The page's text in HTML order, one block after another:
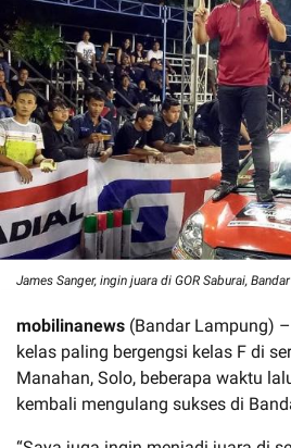
James Sanger, ingin juara di GOR Saburai,
mobilinanews (Bandar Lampung)
kelas paling bergengsi kelas F di
Manahan, Solo, beberapa waktu
kembali mengulang sukses di